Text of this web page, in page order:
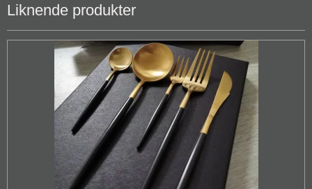
Liknende produkter